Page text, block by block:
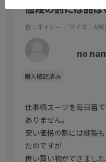
値段の割には品
色：ネイビー ／サイズ：
no
仕事柄スーツを毎日着
ありません。
安い価格の割には縫製
たのですが
良い買い物ができました